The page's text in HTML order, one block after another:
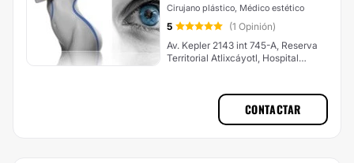
Cirujano plástico, Médico estético
5
(1 Opinión)
Av. Kepler 2143 int 745-A, Reserva
Territorial Atlixcáyotl, Hospital
CONTACTAR